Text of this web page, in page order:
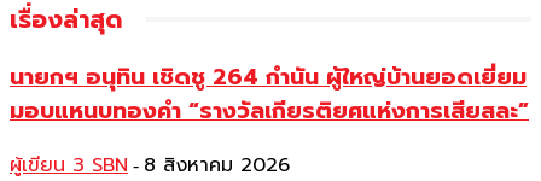
เรื่องล่าสุด
นายกฯ อนุทิน เชิดชู 264 กำนัน ผู้ใหญ่บ้านยอดเยี่ยม
มอบแหนบทองคำ “รางวัลเกียรติยศแห่งการเสียสละ”
ผู้เขียน 3 SBN - 8 สิงหาคม 2026